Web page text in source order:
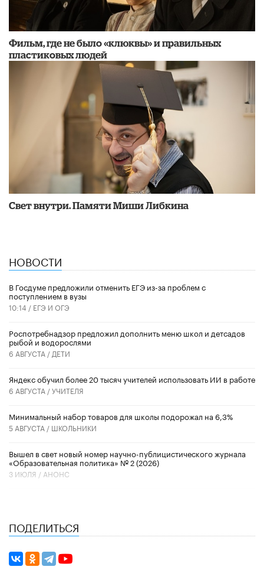
Фильм, где не было «клюквы» и правильных
пластиковых людей
​Свет внутри. Памяти Миши Либкина
НОВОСТИ
В Госдуме предложили отменить ЕГЭ из-за проблем с
поступлением в вузы
10:14 / ЕГЭ И ОГЭ
Роспотребнадзор предложил дополнить меню школ и детсадов
рыбой и водорослями
6 АВГУСТА / ДЕТИ
​Яндекс обучил более 20 тысяч учителей использовать ИИ в работе
6 АВГУСТА /УЧИТЕЛЯ
Минимальный набор товаров для школы подорожал на 6,3%
5 АВГУСТА / ШКОЛЬНИКИ
Вышел в свет новый номер научно-публицистического журнала
«Образовательная политика» № 2 (2026)
3 ИЮЛЯ / АНОНС
ПОДЕЛИТЬСЯ